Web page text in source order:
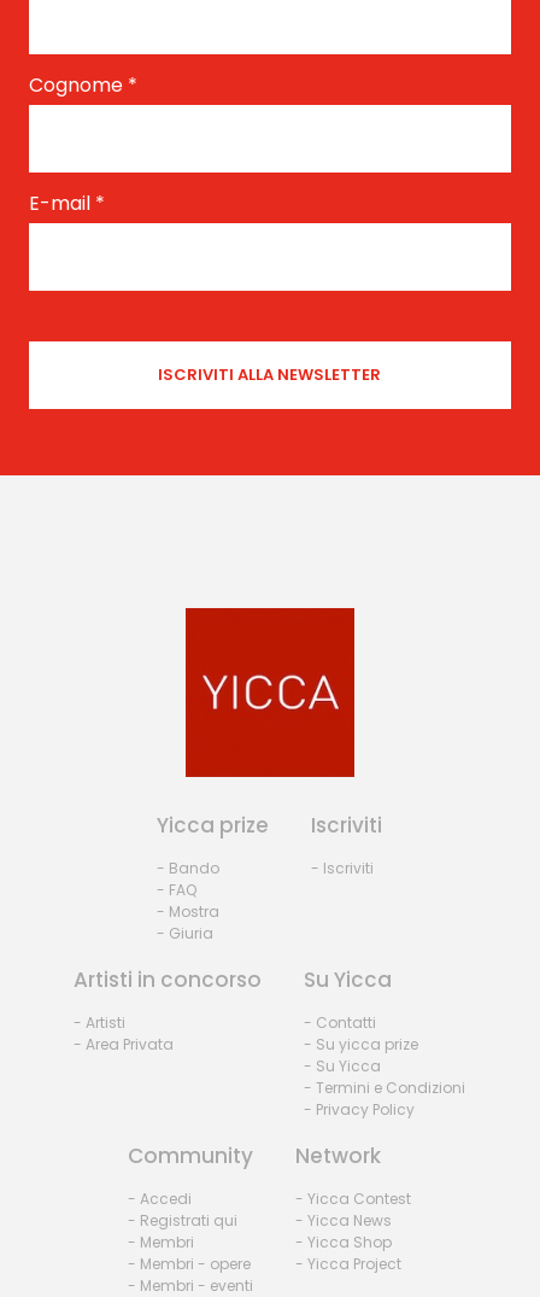
Cognome *
E-mail *
Yicca prize
- Bando
- FAQ
- Mostra
- Giuria
Iscriviti
- Iscriviti
Artisti in concorso
- Artisti
- Area Privata
Su Yicca
- Contatti
- Su yicca prize
- Su Yicca
- Termini e Condizioni
- Privacy Policy
Community
- Accedi
- Registrati qui
- Membri
- Membri - opere
- Membri - eventi
Network
- Yicca Contest
- Yicca News
- Yicca Shop
- Yicca Project